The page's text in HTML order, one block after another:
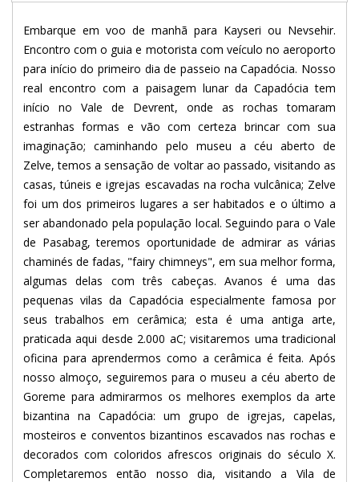
Embarque em voo de manhã para Kayseri ou Nevsehir.
Encontro com o guia e motorista com veículo no aeroporto
para início do primeiro dia de passeio na Capadócia. Nosso
real encontro com a paisagem lunar da Capadócia tem
início no Vale de Devrent, onde as rochas tomaram
estranhas formas e vão com certeza brincar com sua
imaginação; caminhando pelo museu a céu aberto de
Zelve, temos a sensação de voltar ao passado, visitando as
casas, túneis e igrejas escavadas na rocha vulcânica; Zelve
foi um dos primeiros lugares a ser habitados e o último a
ser abandonado pela população local. Seguindo para o Vale
de Pasabag, teremos oportunidade de admirar as várias
chaminés de fadas, "fairy chimneys", em sua melhor forma,
algumas delas com três cabeças. Avanos é uma das
pequenas vilas da Capadócia especialmente famosa por
seus trabalhos em cerâmica; esta é uma antiga arte,
praticada aqui desde 2.000 aC; visitaremos uma tradicional
oficina para aprendermos como a cerâmica é feita. Após
nosso almoço, seguiremos para o museu a céu aberto de
Goreme para admirarmos os melhores exemplos da arte
bizantina na Capadócia: um grupo de igrejas, capelas,
mosteiros e conventos bizantinos escavados nas rochas e
decorados com coloridos afrescos originais do século X.
Completaremos então nosso dia, visitando a Vila de